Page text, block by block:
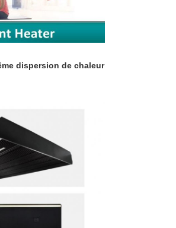
dispersion de chaleur